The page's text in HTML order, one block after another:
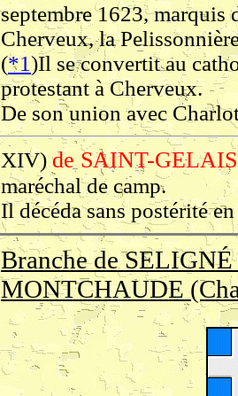
septembre 1623, marquis
Cherveux, la
(*1)Il se convertit au
protestant à Cherveux.
De son union avec
XIV)de SAINT-
maréchal de camp.
Il décéda sans postérité
Branche de
MONTCHAUDE